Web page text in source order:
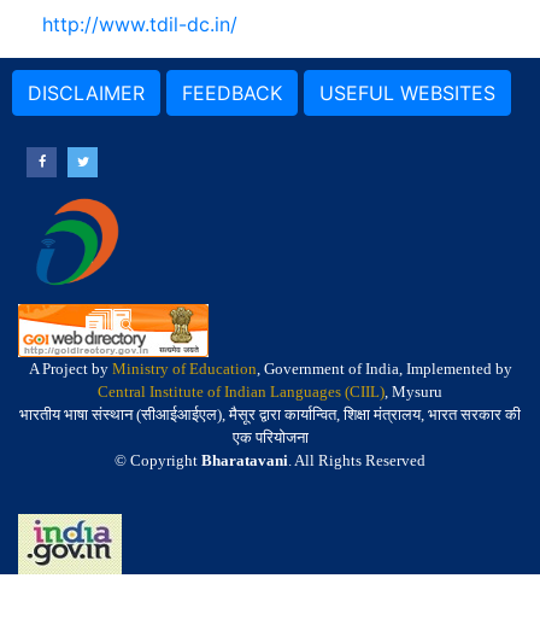
http://www.tdil-dc.in/
DISCLAIMER FEEDBACK USEFUL WEBSITES
A Project by Ministry of Education, Government of India, Implemented by
Central Institute of Indian Languages (CIIL), Mysuru
भारतीय भाषा संस्थान (सीआईआईएल), मैसूर द्वारा कार्यान्वित, शिक्षा मंत्रालय, भारत सरकार की
एक परियोजना
© Copyright Bharatavani. All Rights Reserved